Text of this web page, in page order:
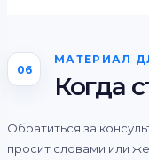
06
МАТЕРИАЛ
Когда
Обратиться за
просит словами или